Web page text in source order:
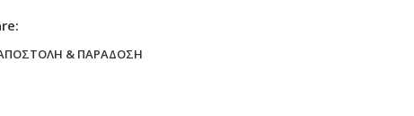
& ΠΑΡΆΔΟΣΗ